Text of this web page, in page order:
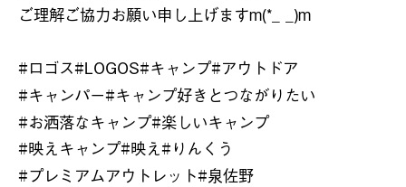
ご理解ご協力お願い申し上げますm(*_ _)m
#ロゴス#LOGOS#キャンプ#アウトドア
#キャンパー#キャンプ好きとつながりたい
#お洒落なキャンプ#楽しいキャンプ
#映えキャンプ#映え#りんくう
#プレミアムアウトレット#泉佐野